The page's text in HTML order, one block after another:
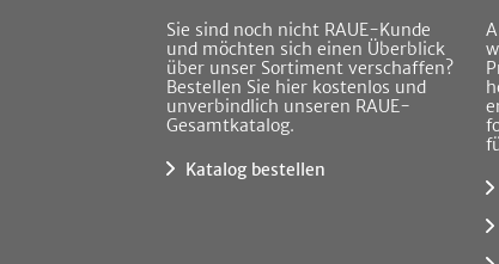
Sie sind noch nicht RAUE-Kunde
und möchten sich einen Überblick
über unser Sortiment verschaffen?
Bestellen Sie hier kostenlos und
unverbindlich unseren RAUE-
Gesamtkatalog.
Katalog bestellen